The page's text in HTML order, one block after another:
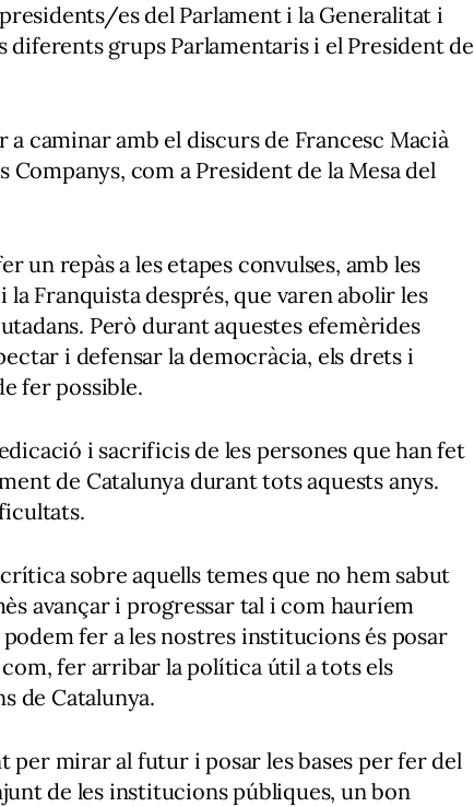
es del Parlament i la Generalitat i
grups Parlamentaris i el President de
a caminar amb el discurs de Francesc Macià
com a President de la Mesa del
un repàs a les etapes convulses, amb les
Franquista després, que varen abolir les
Però durant aquestes efemèrides
i defensar la democràcia, els drets i
fer possible.
i sacrificis de les persones que han fet
de Catalunya durant tots aquests anys.
sobre aquells temes que no hem sabut
avançar i progressar tal i com hauríem
fer a les nostres institucions és posar
fer arribar la política útil a tots els
de Catalunya.
per mirar al futur i posar les bases per fer del
de les institucions públiques, un bon